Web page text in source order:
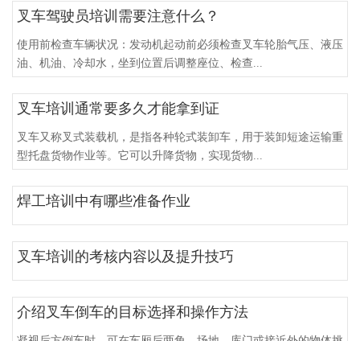
叉车驾驶员培训需要注意什么？
使用前检查车辆状况：发动机起动前必须检查叉车轮胎气压、液压
油、机油、冷却水，坐到位置后调整座位、检查...
叉车培训通常要多久才能拿到证
叉车又称叉式装载机，是指各种轮式装卸车，用于装卸短途运输重
型托盘货物作业等。它可以升降货物，实现货物...
焊工培训中有哪些准备作业
叉车培训的考核内容以及提升技巧
介绍叉车倒车的目标选择和操作方法